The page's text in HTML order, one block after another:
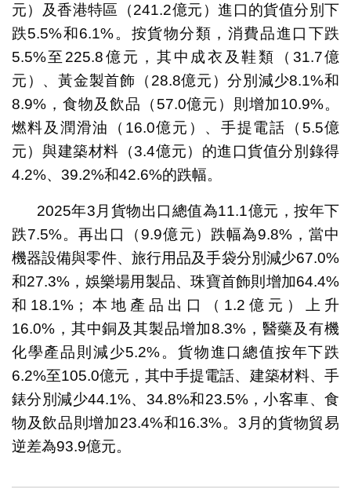
元）及香港特區（241.2億元）進口的貨值分別下
跌5.5%和6.1%。按貨物分類，消費品進口下跌
5.5%至225.8億元，其中成衣及鞋類（31.7億
元）、黃金製首飾（28.8億元）分別減少8.1%和
8.9%，食物及飲品（57.0億元）則增加10.9%。
燃料及潤滑油（16.0億元）、手提電話（5.5億
元）與建築材料（3.4億元）的進口貨值分別錄得
4.2%、39.2%和42.6%的跌幅。
2025年3月貨物出口總值為11.1億元，按年下
跌7.5%。再出口（9.9億元）跌幅為9.8%，當中
機器設備與零件、旅行用品及手袋分別減少67.0%
和27.3%，娛樂場用製品、珠寶首飾則增加64.4%
和18.1%；本地產品出口（1.2億元）上升
16.0%，其中銅及其製品增加8.3%，醫藥及有機
化學產品則減少5.2%。貨物進口總值按年下跌
6.2%至105.0億元，其中手提電話、建築材料、手
錶分別減少44.1%、34.8%和23.5%，小客車、食
物及飲品則增加23.4%和16.3%。3月的貨物貿易
逆差為93.9億元。